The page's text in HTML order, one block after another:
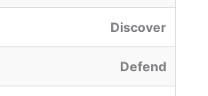
Discover
Defend